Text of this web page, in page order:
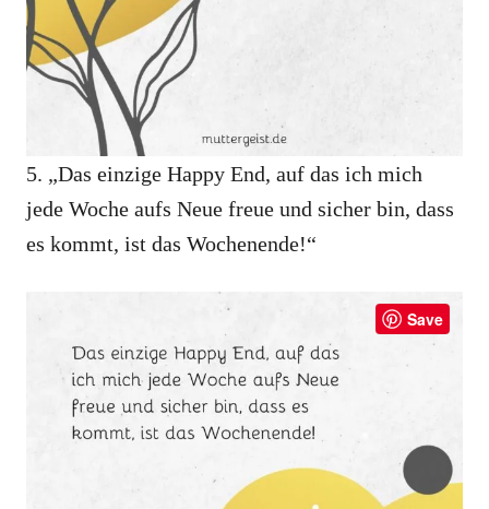
5. „Das einzige Happy End, auf das ich mich
jede Woche aufs Neue freue und sicher bin, dass
es kommt, ist das Wochenende!“
Save